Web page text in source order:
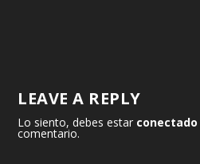
LEAVE A REPLY
Lo siento, debes estar conectado
comentario.